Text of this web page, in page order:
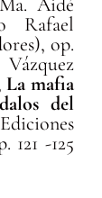
Rafael
, op.
La mafia
del
121 -125